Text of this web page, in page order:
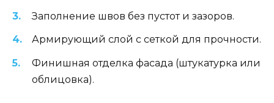
Заполнение швов без пустот и зазоров.
Армирующий слой с сеткой для прочности.
Финишная отделка фасада (штукатурка или
облицовка).